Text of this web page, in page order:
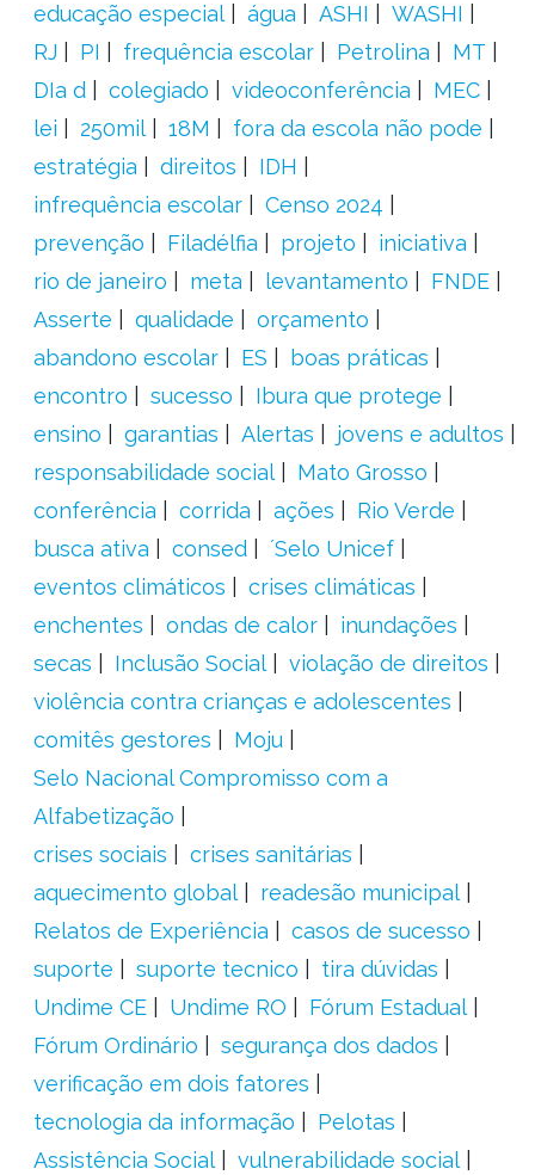
educação especial
água ASHI
WASHI
RJ
PI frequência escolar Petrolina
MT
DIa d
colegiado videoconferência
MEC
lei
250mil 18M
fora da escola não pode
estratégia
direitos
IDH
infrequência escolar
Censo 2024
prevenção
Filadélfia projeto
iniciativa
rio de janeiro
meta levantamento
FNDE
Asserte
qualidade
orçamento
abandono escolar
ES
boas práticas
encontro
sucesso
Ibura que protege
ensino
garantias Alertas
jovens e adultos
responsabilidade social
Mato Grosso
conferência
corrida ações
Rio Verde
busca ativa
consed
´Selo Unicef
eventos climáticos
crises climáticas
enchentes
ondas de calor
inundações
secas
Inclusão Social
violação de direitos
violência contra crianças e adolescentes
comitês gestores
Moju
Selo Nacional Compromisso com a
Alfabetização
crises sociais
crises sanitárias
aquecimento global
readesão municipal
Relatos de Experiência
casos de sucesso
suporte
suporte tecnico
tira dúvidas
Undime CE
Undime RO
Fórum Estadual
Fórum Ordinário
segurança dos dados
verificação em dois fatores
tecnologia da informação
Pelotas
Assistência Social
vulnerabilidade social